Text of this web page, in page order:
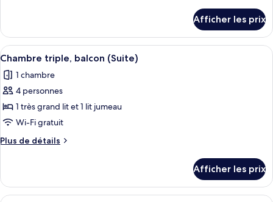
Suite
présidentielle,
vue
sur
la
mer
Suite
présidentielle,
vue
la
mer
Afficher les prix
Afficher
toutes
les
photos
pour
ce
type
de
Chambre
triple,
Une chambre d’hôtel avec un
7
Chambre triple, balcon (Suite)
1 chambre
4 personnes
1 très grand lit et 1 lit jumeau
Wi-Fi gratuit
Plus de détails
Plus
Chambre
triple,
Afficher les prix
Un grand lit avec une tête de lit